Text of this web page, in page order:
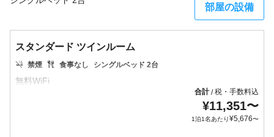
部屋の設備
スタンダード ツインルーム
禁煙 食事なし シングルベッド 2台
合計/税・手数料込
¥11,351〜
1泊1名あたり¥5,676〜